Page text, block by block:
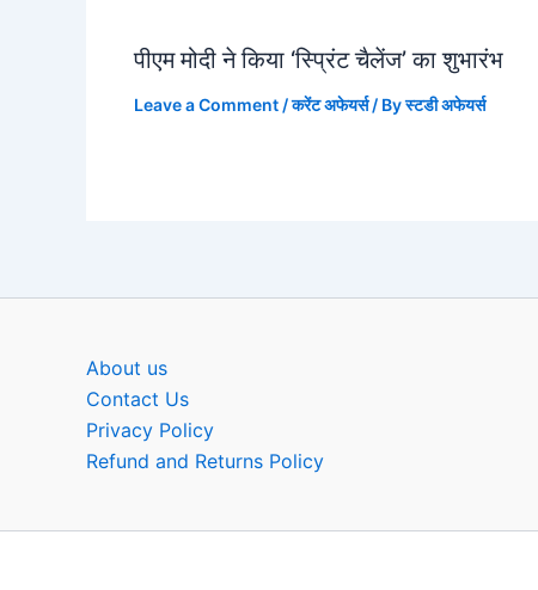
पीएम मोदी ने किया ‘स्प्रिंट चैलेंज’ का शुभारंभ
Leave a Comment /करेंट अफेयर्स/ Byस्टडी अफेयर्स
About us
Contact Us
Privacy Policy
Refund and Returns Policy